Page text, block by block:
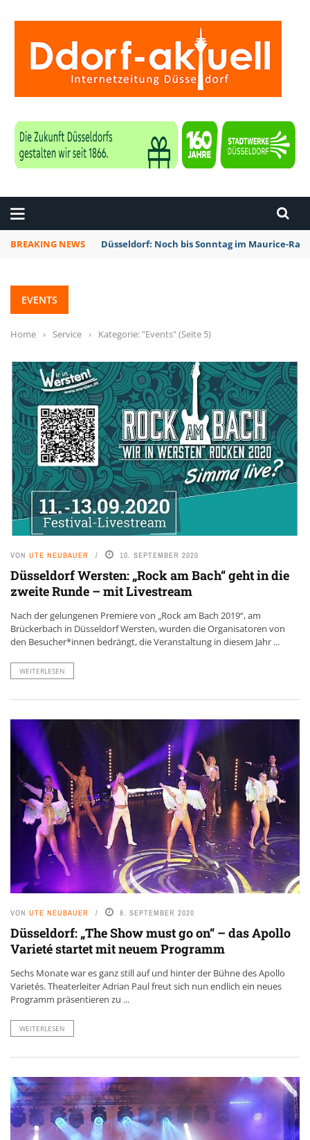
BREAKING NEWS Düsseldorf: Noch bis Sonntag im Maurice-
EVENTS
Home › Service › Kategorie: "Events"(Seite 5)
VON UTE NEUBAUER 10. SEPTEMBER 2020
Düsseldorf Wersten: „Rock am Bach“ geht in die
zweite Runde – mit Livestream
Nach der gelungenen Premiere von „Rock am Bach 2019“, am
Brückerbach in Düsseldorf Wersten, wurden die Organisatoren von
den Besucher*innen bedrängt, die Veranstaltung in diesem Jahr ...
WEITERLESEN
VON UTE NEUBAUER 8. SEPTEMBER 2020
Düsseldorf: „The Show must go on“ – das Apollo
Varieté startet mit neuem Programm
Sechs Monate war es ganz still auf und hinter der Bühne des Apollo
Varietés. Theaterleiter Adrian Paul freut sich nun endlich ein neues
Programm präsentieren zu ...
WEITERLESEN